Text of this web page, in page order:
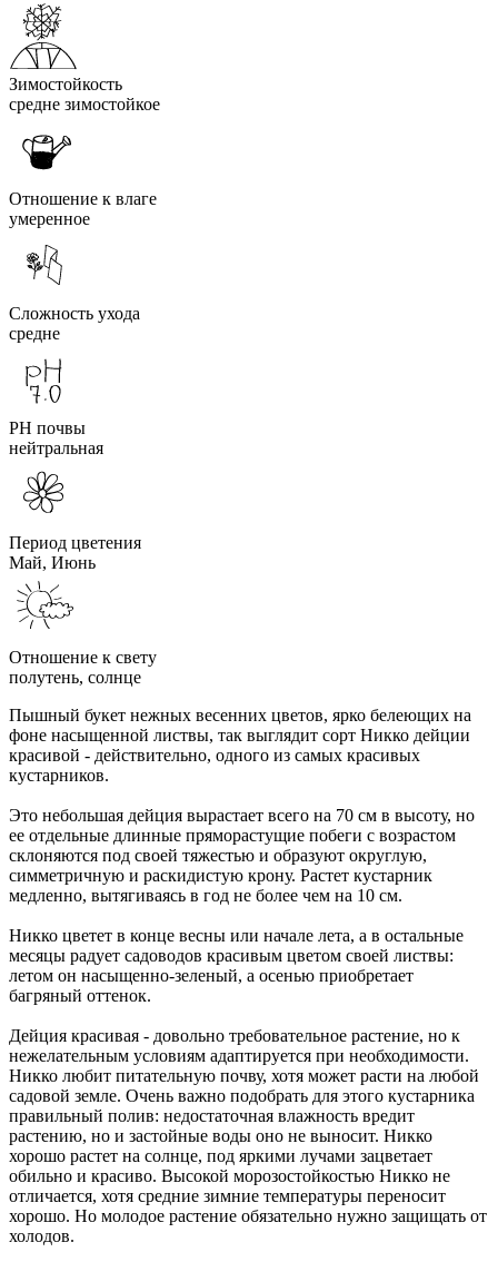
Зимостойкость
средне зимостойкое
Отношение к влаге
умеренное
Сложность ухода
средне
PH почвы
нейтральная
Период цветения
Май, Июнь
Отношение к свету
полутень, солнце
Пышный букет нежных весенних цветов, ярко белеющих на
фоне насыщенной листвы, так выглядит сорт Никко дейции
красивой - действительно, одного из самых красивых
кустарников.
Это небольшая дейция вырастает всего на 70 см в высоту, но
ее отдельные длинные пряморастущие побеги с возрастом
склоняются под своей тяжестью и образуют округлую,
симметричную и раскидистую крону. Растет кустарник
медленно, вытягиваясь в год не более чем на 10 см.
Никко цветет в конце весны или начале лета, а в остальные
месяцы радует садоводов красивым цветом своей листвы:
летом он насыщенно-зеленый, а осенью приобретает
багряный оттенок.
Дейция красивая - довольно требовательное растение, но к
нежелательным условиям адаптируется при необходимости.
Никко любит питательную почву, хотя может расти на любой
садовой земле. Очень важно подобрать для этого кустарника
правильный полив: недостаточная влажность вредит
растению, но и застойные воды оно не выносит. Никко
хорошо растет на солнце, под яркими лучами зацветает
обильно и красиво. Высокой морозостойкостью Никко не
отличается, хотя средние зимние температуры переносит
хорошо. Но молодое растение обязательно нужно защищать от
холодов.